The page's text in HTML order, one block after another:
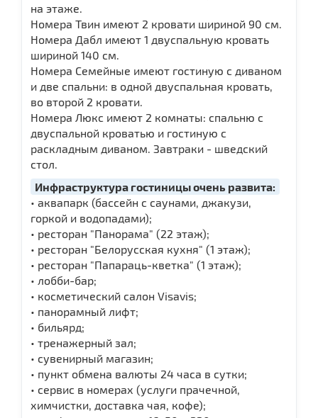
на этаже.
Номера Твин имеют 2 кровати шириной 90 см.
Номера Дабл имеют 1 двуспальную кровать
шириной 140 см.
Номера Семейные имеют гостиную с диваном
и две спальни: в одной двуспальная кровать,
во второй 2 кровати.
Номера Люкс имеют 2 комнаты: спальню с
двуспальной кроватью и гостиную с
раскладным диваном. Завтраки - шведский
стол.
Инфраструктура гостиницы очень развита:
• аквапарк (бассейн с саунами, джакузи,
горкой и водопадами);
• ресторан "Панорама" (22 этаж);
• ресторан "Белорусская кухня" (1 этаж);
• ресторан "Папараць-кветка" (1 этаж);
• лобби-бар;
• косметический салон Visavis;
• панорамный лифт;
• бильярд;
• тренажерный зал;
• сувенирный магазин;
• пункт обмена валюты 24 часа в сутки;
• сервис в номерах (услуги прачечной,
химчистки, доставка чая, кофе);